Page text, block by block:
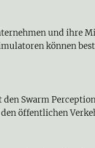
und ihre
können
Swarm
öffentlichen